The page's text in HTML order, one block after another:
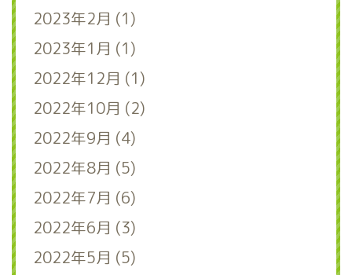
2023年2月 (1)
2023年1月 (1)
2022年12月 (1)
2022年10月 (2)
2022年9月 (4)
2022年8月 (5)
2022年7月 (6)
2022年6月 (3)
2022年5月 (5)